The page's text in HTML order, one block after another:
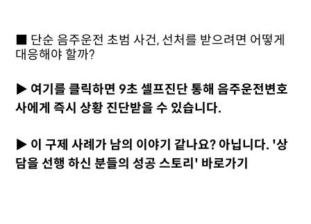
■ 단순 음주운전 초범 사건, 선처를 받으려면 어떻게
대응해야 할까?
▶ 여기를 클릭하면 9초 셀프진단 통해 음주운전변호
사에게 즉시 상황 진단받을 수 있습니다.
▶ 이 구제 사례가 남의 이야기 같나요? 아닙니다. '상
담을 선행 하신 분들의 성공 스토리' 바로가기